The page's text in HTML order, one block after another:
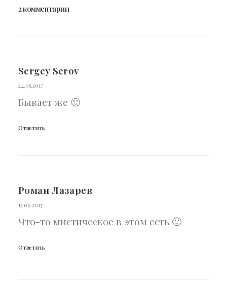
2 комментарии
Sergey Serov
24.05.2017
Бывает же 🙂
Ответить
Роман Лазарев
13.09.2017
Что-то мистическое в этом есть 🙂
Ответить